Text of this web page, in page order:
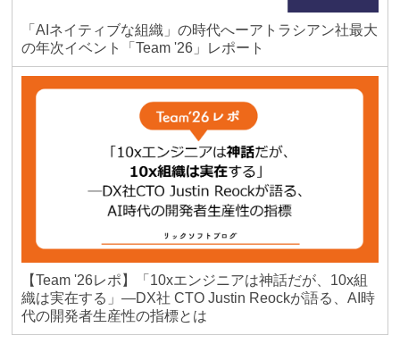
「AIネイティブな組織」の時代へーアトラシアン社最大
の年次イベント「Team '26」レポート
【Team '26レポ】「10xエンジニアは神話だが、10x組
織は実在する」―DX社 CTO Justin Reockが語る、AI時
代の開発者生産性の指標とは